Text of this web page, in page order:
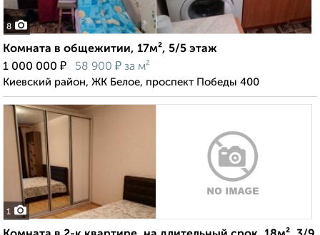
8
Комната в общежитии, 17м², 5/5 этаж
1 000 000 ₽ 58 900 ₽ за м²
Киевский район, ЖК Белое, проспект Победы 400
1